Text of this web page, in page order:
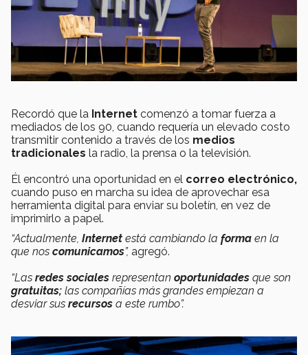
Recordó que la Internet comenzó a tomar fuerza a
mediados de los 90, cuando requería un elevado costo
transmitir contenido a través de los medios
tradicionales la radio, la prensa o la televisión.
Él encontró una oportunidad en el correo electrónico,
cuando puso en marcha su idea de aprovechar esa
herramienta digital para enviar su boletín, en vez de
imprimirlo a papel.
“Actualmente, Internet está cambiando la forma en la
que nos comunicamos”, agregó.
“Las redes sociales representan oportunidades que son
gratuitas; las compañías más grandes empiezan a
desviar sus recursos a este rumbo”.